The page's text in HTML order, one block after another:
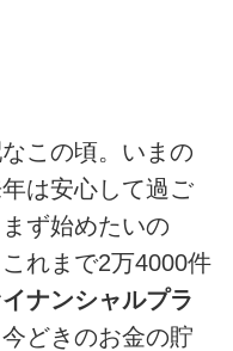
この頃。いまの
は安心して過ご
ず始めたいの
れまで2万4000件
ナンシャルプラ
どきのお金の貯